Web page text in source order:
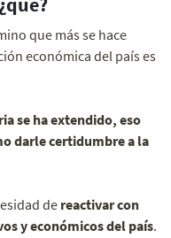
que más se hace
económica del país es
se ha extendido, eso
darle certidumbre a la
de reactivar con
y económicos del país.